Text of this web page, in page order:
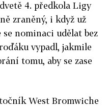
4. předkola Ligy
zraněný, i když už
se nominaci udělat bez
vypadl, jakmile
tomu, aby se zase
West Bromwiche